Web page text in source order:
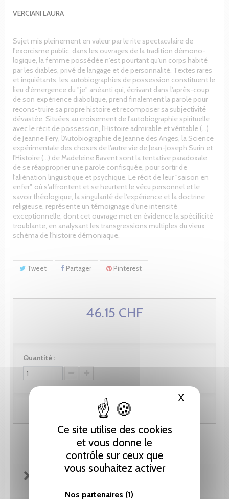
Ce site utilise des cookies
et vous donne le
contrôle sur ceux que
vous souhaitez activer
Nos partenaires (1)
XMasquer
VERCIANI LAURA
Sujet mis pleinement en valeur par le rite spectaculaire de
l'exorcisme public, dans les ouvrages de la tradition démono-
logique, la femme possédée n'est pourtant qu'un corps habité
par les diables, privé de langage et de personnalité. Textes rares
et inquiétants, les autobiographies de possession constituent le
lieu d'émergence du "je" anéanti qui, écrivant dans l'après-coup
de son expérience diabolique, prend finalement la parole pour
recons-truire sa propre histoire et recomposer sa subjectivité
dévastée. Situées au croisement de l'autobiographie spirituelle
avec le récit de possession, l'Histoire admirable et véritable (…)
de Jeanne Fery, l'Autobiographie de Jeanne des Anges, la Science
expérimentale des choses de l'autre vie de Jean-Joseph Surin et
l'Histoire (…) de Madeleine Bavent sont la tentative paradoxale
de se réapproprier une parole confisquée, pour sortir de
l'aliénation linguistique et psychique. Le récit de leur "saison en
enfer", où s'affrontent et se heurtent le vécu personnel et le
savoir théologique, la singularité de l'expérience et la doctrine
religieuse, représente un témoignage d'une intensité
exceptionnelle, dont cet ouvrage met en évidence la spécificité
troublante, en analysant les transgressions multiples du vieux
schéma de l'histoire démoniaque.
Tweet Partager Pinterest
46.15 CHF
Quantité :
Ajouter au panier